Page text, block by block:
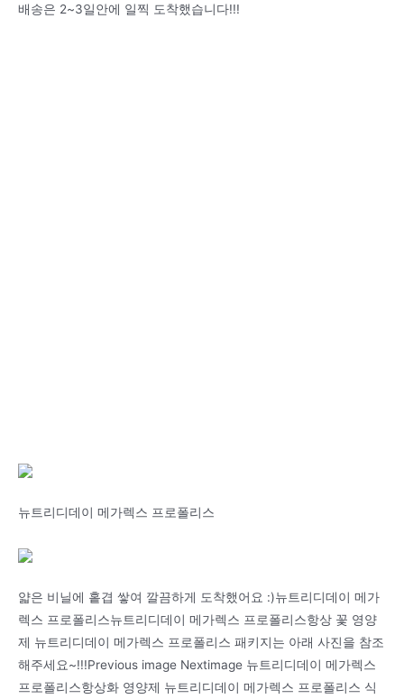
배송은 2~3일안에 일찍 도착했습니다!!!
뉴트리디데이 메가렉스 프로폴리스
얇은 비닐에 홑겹 쌓여 깔끔하게 도착했어요 :)뉴트리디데이 메가
렉스 프로폴리스뉴트리디데이 메가렉스 프로폴리스항상 꽃 영양
제 뉴트리디데이 메가렉스 프로폴리스 패키지는 아래 사진을 참조
해주세요~!!!Previous image Nextimage 뉴트리디데이 메가렉스
프로폴리스항상화 영양제 뉴트리디데이 메가렉스 프로폴리스 식